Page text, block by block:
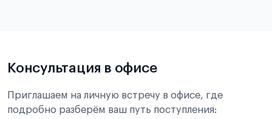
Консультация в офисе
Приглашаем на личную встречу в офисе, где
подробно разберём ваш путь поступления: